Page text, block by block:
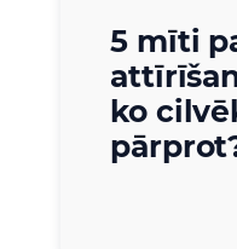
5 mīti
ko